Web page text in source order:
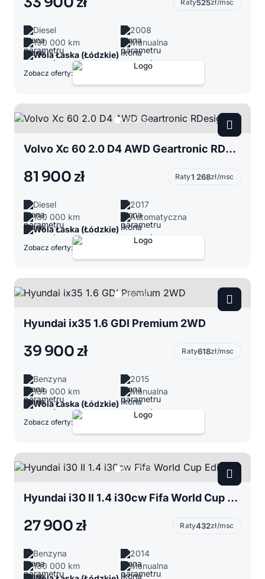
Raty525zł/msc
Diesel
2008
190 000 km
Manualna
Wola Łaska (Łódzkie)
Zobacz oferty:
Volvo Xc 60 2.0 D4 AWD Geartronic RDesign
81 900 zł Raty1 268zł/msc
Diesel
2017
180 000 km
Automatyczna
Wola Łaska (Łódzkie)
Zobacz oferty:
Hyundai ix35 1.6 GDI Premium 2WD
39 900 zł Raty618zł/msc
Benzyna
2015
169 000 km
Manualna
Wola Łaska (Łódzkie)
Zobacz oferty:
Hyundai i30 II 1.4 i30cw Fifa World Cup Edition
27 900 zł Raty432zł/msc
Benzyna
2014
180 000 km
Manualna